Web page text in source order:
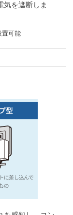
気を遮断しま
置可能